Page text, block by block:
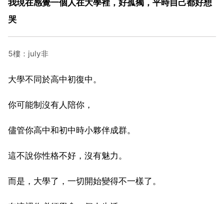
我現在感覺一個人在大學裡，好孤獨，平時自己都好想
哭
5樓：july非
大學不同於高中初復中。
你可能制沒有人陪你，
儘管你高中和初中時小夥伴成群。
這不說你性格不好，沒有魅力。
而是，大學了，一切開始變得不一樣了。